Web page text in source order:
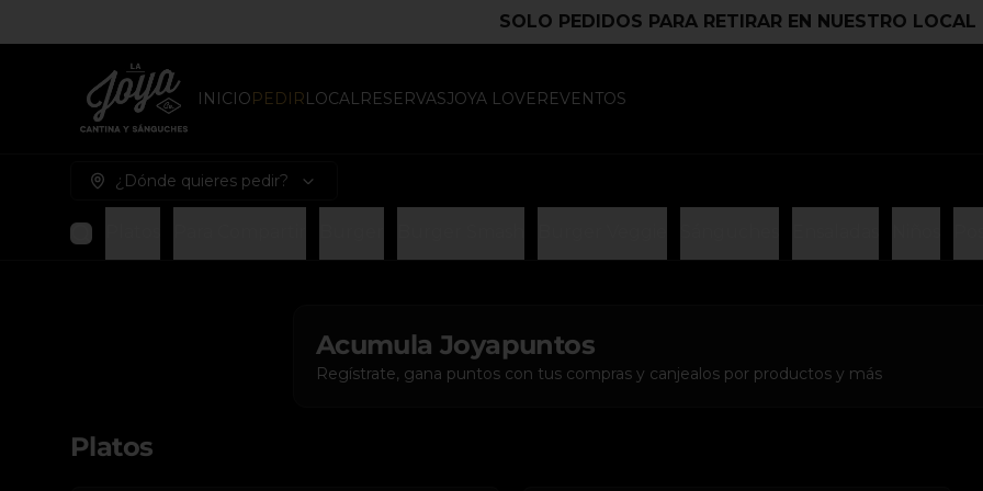
SOLO PEDIDOS PARA RETIRAR EN NUESTRO LOCAL
INICIOPEDIRLOCALRESERVASJOYA LOVEREVENTOS
¿Dónde quieres pedir?
Acumula Joyapuntos
Regístrate, gana puntos con tus compras y canjealos por productos y más
Platos